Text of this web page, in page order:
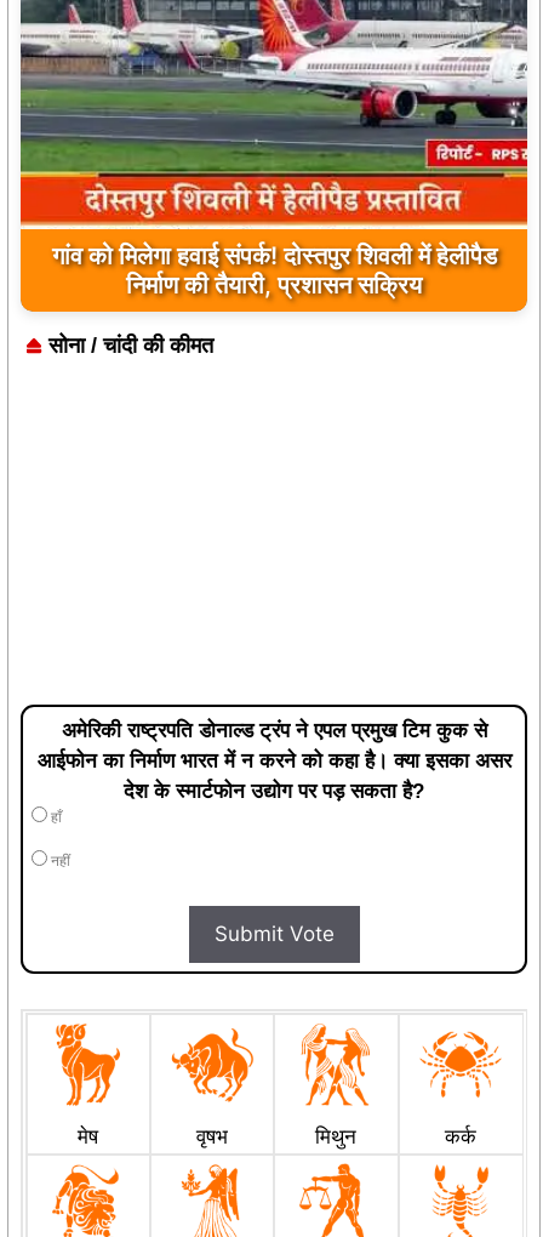
यूपी के बहराइच में बड़ा हादसा, कौड़ियाला नदी में नाव
पलटी, 17 लापता, एक का शव मिला
सोना / चांदी की कीमत
अमेरिकी राष्ट्रपति डोनाल्ड ट्रंप ने एपल प्रमुख टिम कुक से
आईफोन का निर्माण भारत में न करने को कहा है। क्या इसका असर
देश के स्मार्टफोन उद्योग पर पड़ सकता है?
हाँ
नहीं
Submit Vote
मेष वृषभ मिथुन कर्क